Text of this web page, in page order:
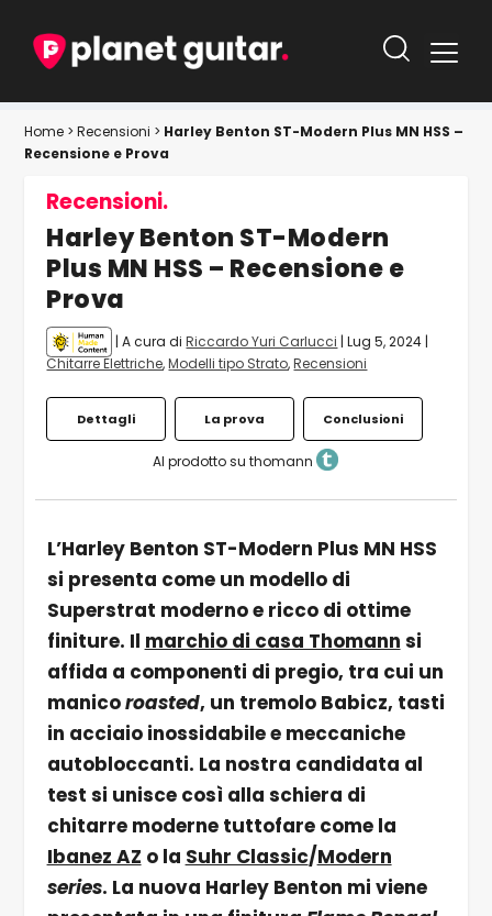
Home >Recensioni > Harley Benton ST-Modern Plus MN HSS –
Recensione e Prova
Recensioni.
Harley Benton ST-Modern
Plus MN HSS – Recensione e
Prova
| A cura diRiccardo Yuri Carlucci |Lug 5, 2024 |
Chitarre Elettriche,Modelli tipo Strato,Recensioni
Dettagli La prova Conclusioni
Al prodotto su thomann
L’Harley Benton ST-Modern Plus MN HSS
si presenta come un modello di
Superstrat moderno e ricco di ottime
finiture. Il marchio di casa Thomann si
affida a componenti di pregio, tra cui un
manicoroasted, un tremolo Babicz, tasti
in acciaio inossidabile e meccaniche
autobloccanti. La nostra candidata al
test si unisce così alla schiera di
chitarre moderne tuttofare come la
Ibanez AZ o la Suhr Classic/Modern
series. La nuova Harley Benton mi viene